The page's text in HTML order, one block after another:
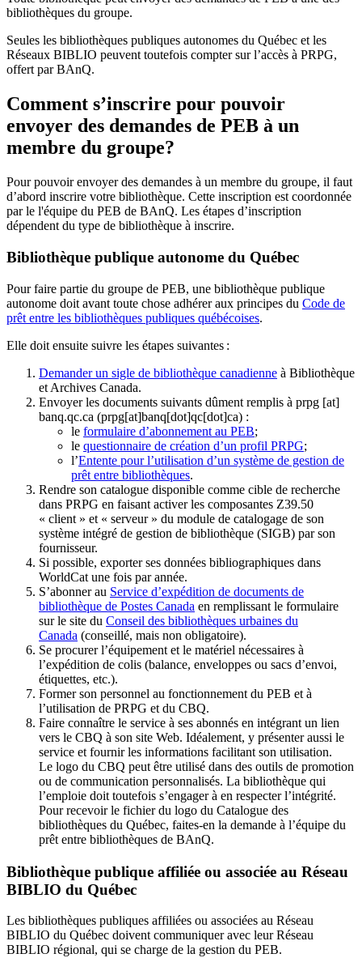
bibliothèques du groupe.
Seules les bibliothèques publiques autonomes du Québec et les
Réseaux BIBLIO peuvent toutefois compter sur l’accès à PRPG,
offert par BAnQ.
Comment s’inscrire pour pouvoir
envoyer des demandes de PEB à un
membre du groupe?
Pour pouvoir envoyer des demandes à un membre du groupe, il faut
d’abord inscrire votre bibliothèque. Cette inscription est coordonnée
par le l'équipe du PEB de BAnQ. Les étapes d’inscription
dépendent du type de bibliothèque à inscrire.
Bibliothèque publique autonome du Québec
Pour faire partie du groupe de PEB, une bibliothèque publique
autonome doit avant toute chose adhérer aux principes du Code de
prêt entre les bibliothèques publiques québécoises.
Elle doit ensuite suivre les étapes suivantes :
Demander un sigle de bibliothèque canadienne à Bibliothèque
et Archives Canada.
Envoyer les documents suivants dûment remplis à prpg [at]
banq.qc.ca (prpg[at]banq[dot]qc[dot]ca) :
le formulaire d’abonnement au PEB;
le questionnaire de création d’un profil PRPG;
l’Entente pour l’utilisation d’un système de gestion de
prêt entre bibliothèques.
Rendre son catalogue disponible comme cible de recherche
dans PRPG en faisant activer les composantes Z39.50
« client » et « serveur » du module de catalogage de son
système intégré de gestion de bibliothèque (SIGB) par son
fournisseur.
Si possible, exporter ses données bibliographiques dans
WorldCat une fois par année.
S’abonner au Service d’expédition de documents de
bibliothèque de Postes Canada en remplissant le formulaire
sur le site du Conseil des bibliothèques urbaines du
Canada (conseillé, mais non obligatoire).
Se procurer l’équipement et le matériel nécessaires à
l’expédition de colis (balance, enveloppes ou sacs d’envoi,
étiquettes, etc.).
Former son personnel au fonctionnement du PEB et à
l’utilisation de PRPG et du CBQ.
Faire connaître le service à ses abonnés en intégrant un lien
vers le CBQ à son site Web. Idéalement, y présenter aussi le
service et fournir les informations facilitant son utilisation.
Le logo du CBQ peut être utilisé dans des outils de promotion
ou de communication personnalisés. La bibliothèque qui
l’emploie doit toutefois s’engager à en respecter l’intégrité.
Pour recevoir le fichier du logo du Catalogue des
bibliothèques du Québec, faites-en la demande à l’équipe du
prêt entre bibliothèques de BAnQ.
Bibliothèque publique affiliée ou associée au Réseau
BIBLIO du Québec
Les bibliothèques publiques affiliées ou associées au Réseau
BIBLIO du Québec doivent communiquer avec leur Réseau
BIBLIO régional, qui se charge de la gestion du PEB.